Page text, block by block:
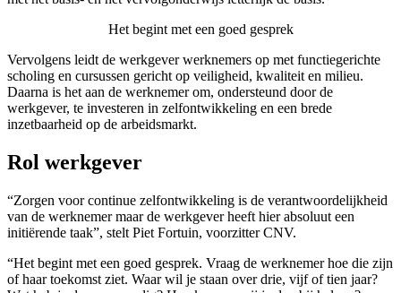
Het begint met een goed gesprek
Vervolgens leidt de werkgever werknemers op met functiegerichte
scholing en cursussen gericht op veiligheid, kwaliteit en milieu.
Daarna is het aan de werknemer om, ondersteund door de
werkgever, te investeren in zelfontwikkeling en een brede
inzetbaarheid op de arbeidsmarkt.
Rol werkgever
“Zorgen voor continue zelfontwikkeling is de verantwoordelijkheid
van de werknemer maar de werkgever heeft hier absoluut een
initiërende taak”, stelt Piet Fortuin, voorzitter CNV.
“Het begint met een goed gesprek. Vraag de werknemer hoe die zijn
of haar toekomst ziet. Waar wil je staan over drie, vijf of tien jaar?